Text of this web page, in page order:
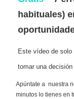
habituales)
Este vídeo de
tomar una
Apúntate a nuestra
minutos lo tienes en